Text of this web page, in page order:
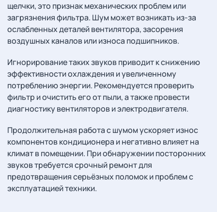
щелчки, это признак механических проблем или
загрязнения фильтра. Шум может возникать из-за
ослабленных деталей вентилятора, засорения
воздушных каналов или износа подшипников.
Игнорирование таких звуков приводит к снижению
эффективности охлаждения и увеличенному
потреблению энергии. Рекомендуется проверить
фильтр и очистить его от пыли, а также провести
диагностику вентиляторов и электродвигателя.
Продолжительная работа с шумом ускоряет износ
компонентов кондиционера и негативно влияет на
климат в помещении. При обнаружении посторонних
звуков требуется срочный ремонт для
предотвращения серьёзных поломок и проблем с
эксплуатацией техники.